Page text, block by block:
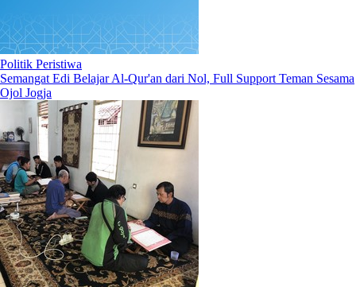
Politik Peristiwa
Semangat Edi Belajar Al-Qur'an dari Nol, Full Support Teman Sesama
Ojol Jogja